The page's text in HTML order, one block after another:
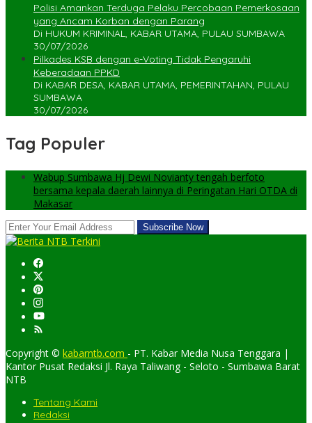
Polisi Amankan Terduga Pelaku Percobaan Pemerkosaan
yang Ancam Korban dengan Parang
Di HUKUM KRIMINAL, KABAR UTAMA, PULAU SUMBAWA
30/07/2026
Pilkades KSB dengan e-Voting Tidak Pengaruhi
Keberadaan PPKD
Di KABAR DESA, KABAR UTAMA, PEMERINTAHAN, PULAU
SUMBAWA
30/07/2026
Tag Populer
Wabup Sumbawa Hj Dewi Novianty tengah berfoto
bersama kepala daerah lainnya di Peringatan Hari OTDA di
Makasar
Copyright © kabarntb.com - PT. Kabar Media Nusa Tenggara |
Kantor Pusat Redaksi Jl. Raya Taliwang - Seloto - Sumbawa Barat
NTB
Tentang Kami
Redaksi